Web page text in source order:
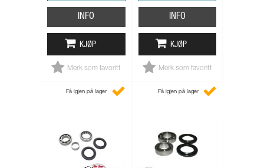
INFO
KJØP
Merk som favoritt
INFO
KJØP
Merk som favoritt
Få igjen på lager Få igjen på lager